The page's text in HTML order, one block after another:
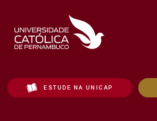
ESTUDE NA UNICAP